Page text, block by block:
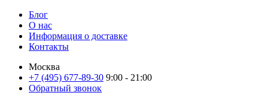
Блог
О нас
Информация о доставке
Контакты
Москва
+7 (495) 677-89-30 9:00 - 21:00
Обратный звонок